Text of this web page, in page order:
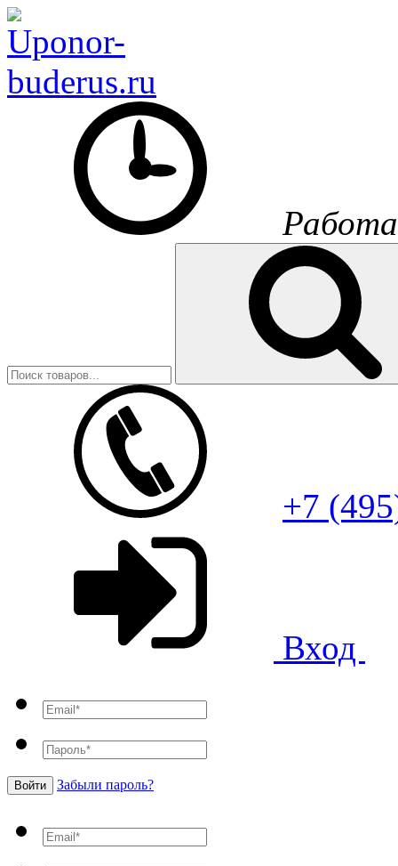
+7
Вход
Войти Забыли пароль?